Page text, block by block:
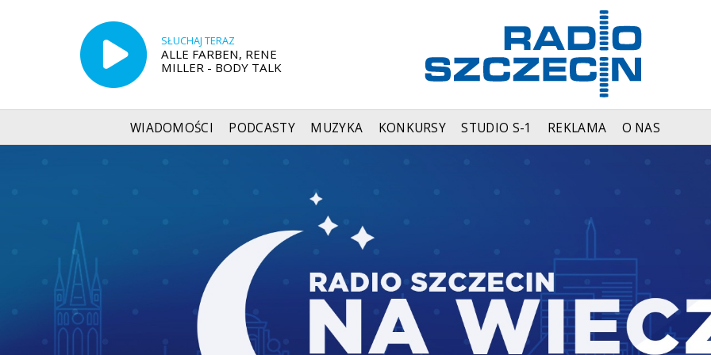
SŁUCHAJ TERAZ
ALLE FARBEN, RENE
MILLER - BODY TALK
WIADOMOŚCI PODCASTY MUZYKA KONKURSY STUDIO S-1 REKLAMA O NAS